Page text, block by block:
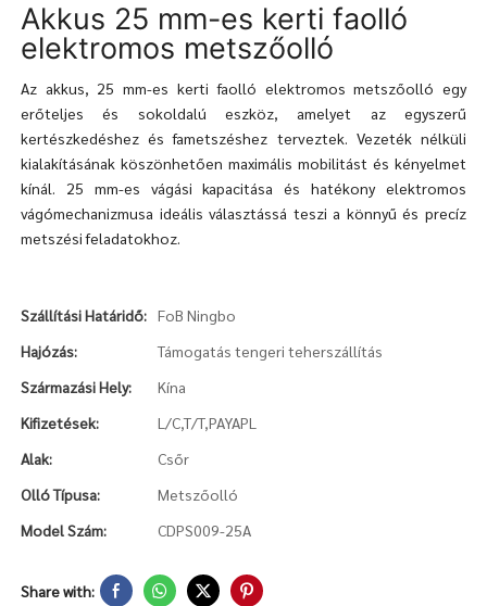
Akkus 25 mm-es kerti faolló
elektromos metszőolló
Az akkus, 25 mm-es kerti faolló elektromos metszőolló egy
erőteljes és sokoldalú eszköz, amelyet az egyszerű
kertészkedéshez és fametszéshez terveztek. Vezeték nélküli
kialakításának köszönhetően maximális mobilitást és kényelmet
kínál. 25 mm-es vágási kapacitása és hatékony elektromos
vágómechanizmusa ideális választássá teszi a könnyű és precíz
metszési feladatokhoz.
Szállítási Határidő: FoB Ningbo
Hajózás:
Támogatás tengeri teherszállítás
Származási Hely:
Kína
Kifizetések:
L/C,T/T,PAYAPL
Alak:
Csőr
Olló Típusa:
Metszőolló
Model Szám:
CDPS009-25A
Share with: